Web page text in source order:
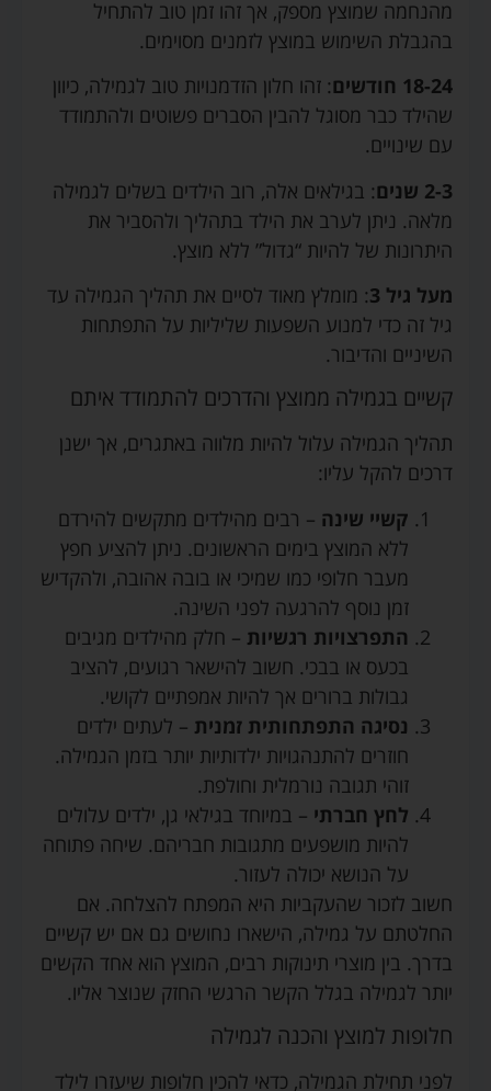
מהנחמה שמוצץ מספק, אך זהו זמן טוב להתחיל
בהגבלת השימוש במוצץ לזמנים מסוימים.
18-24 חודשים
: זהו חלון הזדמנויות טוב לגמילה, כיוון
שהילד כבר מסוגל להבין הסברים פשוטים ולהתמודד
עם שינויים.
2-3 שנים
: בגילאים אלה, רוב הילדים בשלים לגמילה
מלאה. ניתן לערב את הילד בתהליך ולהסביר את
היתרונות של להיות “גדול” ללא מוצץ.
מעל גיל 3
: מומלץ מאוד לסיים את תהליך הגמילה עד
גיל זה כדי למנוע השפעות שליליות על התפתחות
השיניים והדיבור.
קשיים בגמילה ממוצץ והדרכים להתמודד איתם
תהליך הגמילה עלול להיות מלווה באתגרים, אך ישנן
דרכים להקל עליו:
קשיי שינה – רבים מהילדים מתקשים להירדם
ללא המוצץ בימים הראשונים. ניתן להציע חפץ
מעבר חלופי כמו שמיכי או בובה אהובה, ולהקדיש
זמן נוסף להרגעה לפני השינה.
התפרצויות רגשיות – חלק מהילדים מגיבים
בכעס או בבכי. חשוב להישאר רגועים, להציב
גבולות ברורים אך להיות אמפתיים לקושי.
נסיגה התפתחותית זמנית – לעתים ילדים
חוזרים להתנהגויות ילדותיות יותר בזמן הגמילה.
זוהי תגובה נורמלית וחולפת.
לחץ חברתי – במיוחד בגילאי גן, ילדים עלולים
להיות מושפעים מתגובות חבריהם. שיחה פתוחה
על הנושא יכולה לעזור.
חשוב לזכור שהעקביות היא המפתח להצלחה. אם
החלטתם על גמילה, הישארו נחושים גם אם יש קשיים
בדרך. בין מוצרי תינוקות רבים, המוצץ הוא אחד הקשים
יותר לגמילה בגלל הקשר הרגשי החזק שנוצר אליו.
חלופות למוצץ והכנה לגמילה
לפני תחילת הגמילה, כדאי להכין חלופות שיעזרו לילד